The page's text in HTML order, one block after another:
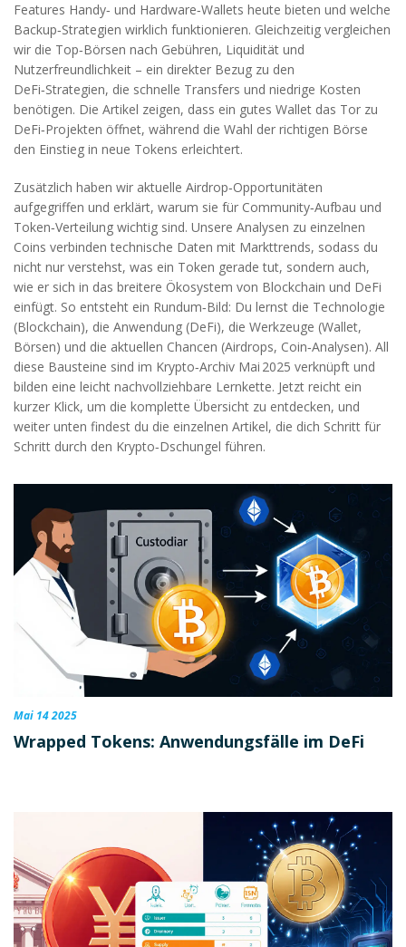
Features Handy‑ und Hardware‑Wallets heute bieten und welche
Backup‑Strategien wirklich funktionieren. Gleichzeitig vergleichen
wir die Top‑Börsen nach Gebühren, Liquidität und
Nutzerfreundlichkeit – ein direkter Bezug zu den
DeFi‑Strategien, die schnelle Transfers und niedrige Kosten
benötigen. Die Artikel zeigen, dass ein gutes Wallet das Tor zu
DeFi‑Projekten öffnet, während die Wahl der richtigen Börse
den Einstieg in neue Tokens erleichtert.
Zusätzlich haben wir aktuelle Airdrop‑Opportunitäten
aufgegriffen und erklärt, warum sie für Community‑Aufbau und
Token‑Verteilung wichtig sind. Unsere Analysen zu einzelnen
Coins verbinden technische Daten mit Markttrends, sodass du
nicht nur verstehst, was ein Token gerade tut, sondern auch,
wie er sich in das breitere Ökosystem von Blockchain und DeFi
einfügt. So entsteht ein Rundum‑Bild: Du lernst die Technologie
(Blockchain), die Anwendung (DeFi), die Werkzeuge (Wallet,
Börsen) und die aktuellen Chancen (Airdrops, Coin‑Analysen). All
diese Bausteine sind im Krypto‑Archiv Mai 2025 verknüpft und
bilden eine leicht nachvollziehbare Lernkette. Jetzt reicht ein
kurzer Klick, um die komplette Übersicht zu entdecken, und
weiter unten findest du die einzelnen Artikel, die dich Schritt für
Schritt durch den Krypto‑Dschungel führen.
Mai 14 2025
Wrapped Tokens: Anwendungsfälle im DeFi